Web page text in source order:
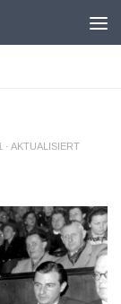
· AKTUALISIERT